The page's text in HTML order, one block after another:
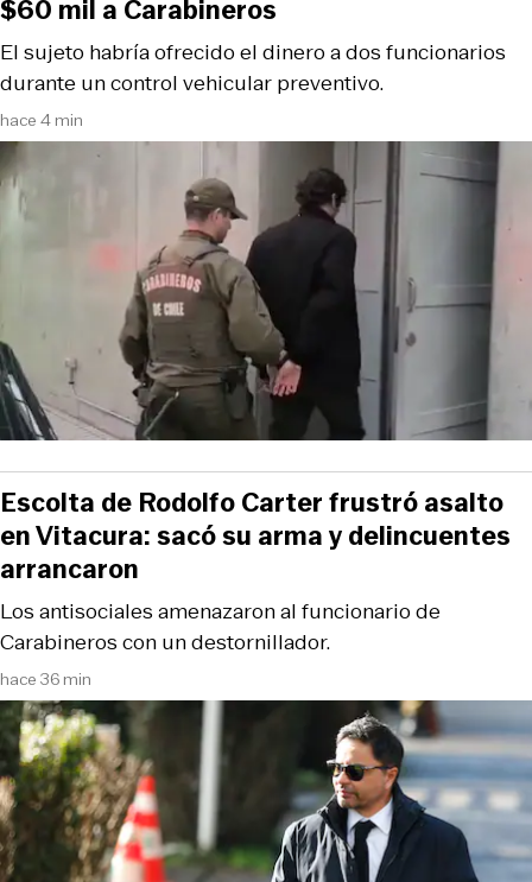
hace 4 min
El sujeto habría ofrecido el dinero a dos funcionarios
durante un control vehicular preventivo.
$60 mil a Carabineros
hace 36 min
Los antisociales amenazaron al funcionario de
Carabineros con un destornillador.
Escolta de Rodolfo Carter frustró asalto
en Vitacura: sacó su arma y delincuentes
arrancaron